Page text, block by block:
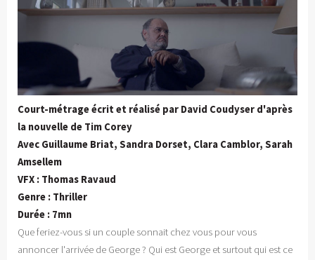
Court-métrage écrit et réalisé par David Coudyser d'après
la nouvelle de Tim Corey
Avec Guillaume Briat, Sandra Dorset, Clara Camblor, Sarah
Amsellem
VFX : Thomas Ravaud
Genre : Thriller
Durée : 7mn
Que feriez-vous si un couple sonnait chez vous pour vous
annoncer l'arrivée de George ? Qui est George et surtout qui est ce